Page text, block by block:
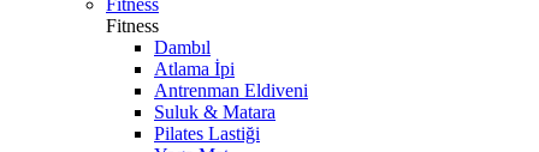
Fitness
Fitness
Dambıl
Atlama İpi
Antrenman Eldiveni
Suluk & Matara
Pilates Lastiği